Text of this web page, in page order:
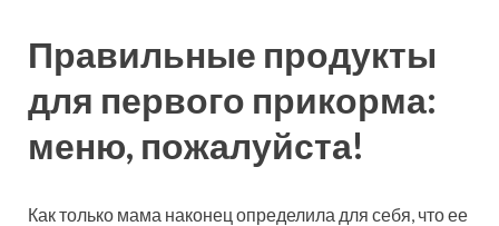
Правильные продукты
для первого прикорма:
меню, пожалуйста!
Как только мама наконец определила для себя, что ее